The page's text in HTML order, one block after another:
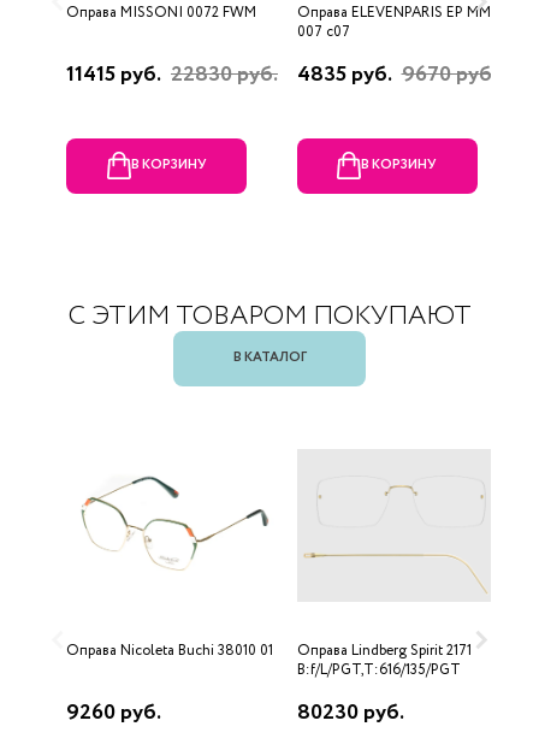
Оправа MISSONI 0072 FWM
11415 руб. 22830 руб.
В КОРЗИНУ
Оправа ELEVENPARIS EP MM
007 c07
4835 руб. 9670 руб.
В КОРЗИНУ
С ЭТИМ ТОВАРОМ ПОКУПАЮТ
В КАТАЛОГ
Оправа Nicoleta Buchi 38010 01
9260 руб.
Оправа Lindberg Spirit 2171
B:f/L/PGT,T:616/135/PGT
80230 руб.